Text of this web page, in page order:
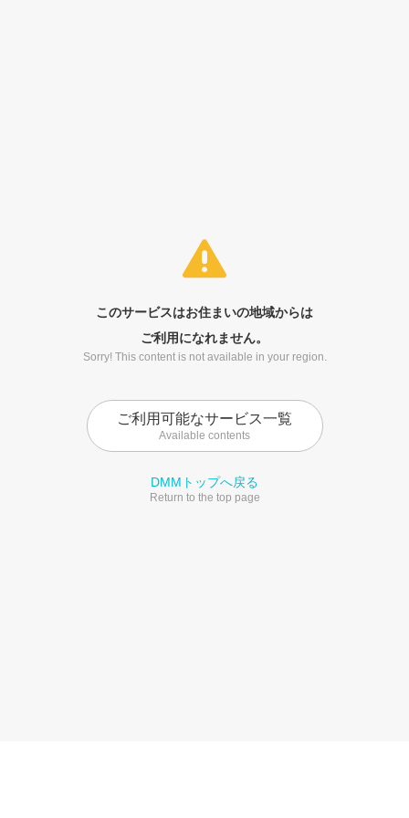
このサービスはお住まいの地域からは
ご利用になれません。
Sorry! This content is not available in your region.
ご利用可能なサービス一覧
Available contents
DMMトップへ戻る
Return to the top page